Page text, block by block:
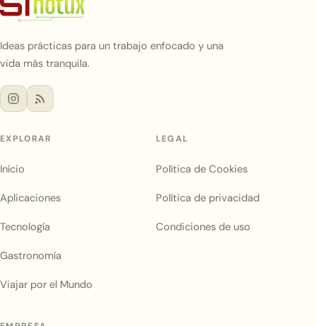
Ideas prácticas para un trabajo enfocado y una
vida más tranquila.
EXPLORAR
Início
Aplicaciones
Tecnología
Gastronomía
Viajar por el Mundo
LEGAL
Política de Cookies
Política de privacidad
Condiciones de uso